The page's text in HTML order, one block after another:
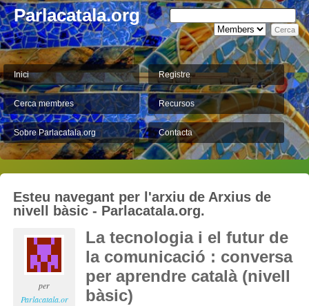
Parlacatala.org
Inici Registre
Cerca membres Recursos
Sobre Parlacatala.org Contacta
Esteu navegant per l'arxiu de Arxius de
nivell bàsic - Parlacatala.org.
per
Parlacatala.or
La tecnologia i el futur de
la comunicació : conversa
per aprendre català (nivell
bàsic)